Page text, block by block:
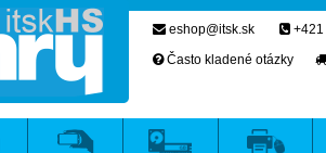
eshop@itsk.sk
Často kladené otázky